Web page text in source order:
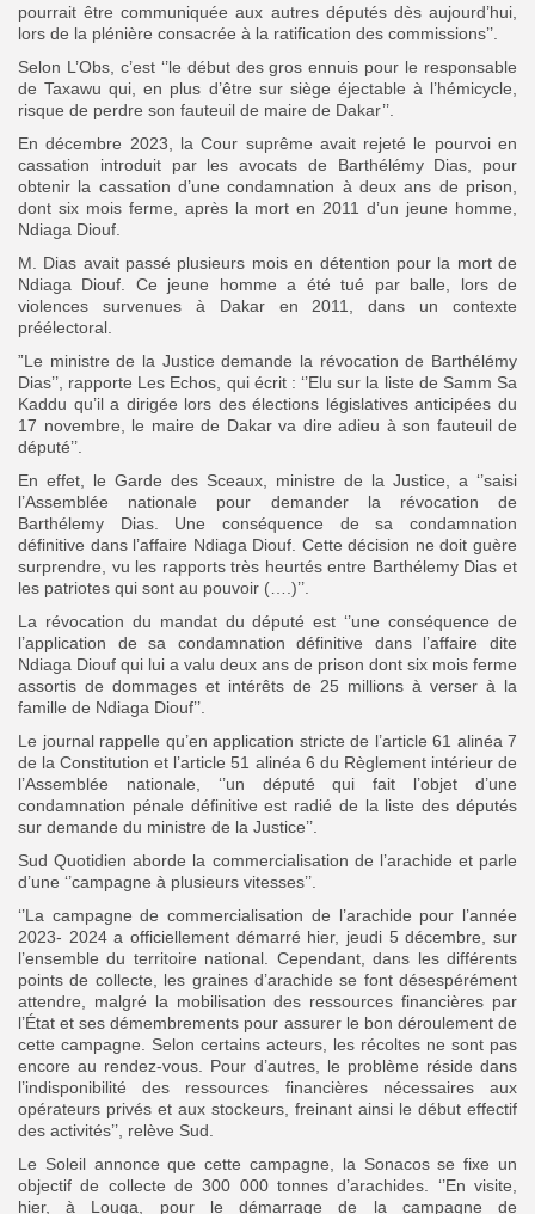
pourrait être communiquée aux autres députés dès aujourd’hui,
lors de la plénière consacrée à la ratification des commissions’’.
Selon L’Obs, c’est ‘’le début des gros ennuis pour le responsable
de Taxawu qui, en plus d’être sur siège éjectable à l’hémicycle,
risque de perdre son fauteuil de maire de Dakar’’.
En décembre 2023, la Cour suprême avait rejeté le pourvoi en
cassation introduit par les avocats de Barthélémy Dias, pour
obtenir la cassation d’une condamnation à deux ans de prison,
dont six mois ferme, après la mort en 2011 d’un jeune homme,
Ndiaga Diouf.
M. Dias avait passé plusieurs mois en détention pour la mort de
Ndiaga Diouf. Ce jeune homme a été tué par balle, lors de
violences survenues à Dakar en 2011, dans un contexte
préélectoral.
”Le ministre de la Justice demande la révocation de Barthélémy
Dias’’, rapporte Les Echos, qui écrit : ‘’Elu sur la liste de Samm Sa
Kaddu qu’il a dirigée lors des élections législatives anticipées du
17 novembre, le maire de Dakar va dire adieu à son fauteuil de
député’’.
En effet, le Garde des Sceaux, ministre de la Justice, a ‘’saisi
l’Assemblée nationale pour demander la révocation de
Barthélemy Dias. Une conséquence de sa condamnation
définitive dans l’affaire Ndiaga Diouf. Cette décision ne doit guère
surprendre, vu les rapports très heurtés entre Barthélemy Dias et
les patriotes qui sont au pouvoir (….)’’.
La révocation du mandat du député est ‘’une conséquence de
l’application de sa condamnation définitive dans l’affaire dite
Ndiaga Diouf qui lui a valu deux ans de prison dont six mois ferme
assortis de dommages et intérêts de 25 millions à verser à la
famille de Ndiaga Diouf’’.
Le journal rappelle qu’en application stricte de l’article 61 alinéa 7
de la Constitution et l’article 51 alinéa 6 du Règlement intérieur de
l’Assemblée nationale, ‘’un député qui fait l’objet d’une
condamnation pénale définitive est radié de la liste des députés
sur demande du ministre de la Justice’’.
Sud Quotidien aborde la commercialisation de l’arachide et parle
d’une ‘’campagne à plusieurs vitesses’’.
‘’La campagne de commercialisation de l’arachide pour l’année
2023- 2024 a officiellement démarré hier, jeudi 5 décembre, sur
l’ensemble du territoire national. Cependant, dans les différents
points de collecte, les graines d’arachide se font désespérément
attendre, malgré la mobilisation des ressources financières par
l’État et ses démembrements pour assurer le bon déroulement de
cette campagne. Selon certains acteurs, les récoltes ne sont pas
encore au rendez-vous. Pour d’autres, le problème réside dans
l’indisponibilité des ressources financières nécessaires aux
opérateurs privés et aux stockeurs, freinant ainsi le début effectif
des activités’’, relève Sud.
Le Soleil annonce que cette campagne, la Sonacos se fixe un
objectif de collecte de 300 000 tonnes d’arachides. ‘’En visite,
hier, à Louga, pour le démarrage de la campagne de